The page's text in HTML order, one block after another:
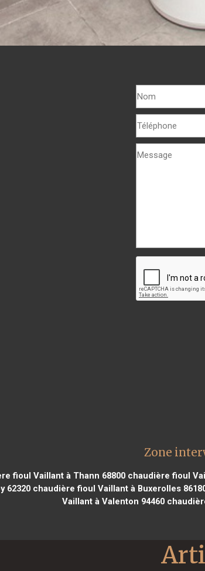
Zone
fioul Vaillant à Thann 68800 chaudière fioul
62320chaudière fioul Vaillant à Buxerolles
Vaillant à Valenton 94460